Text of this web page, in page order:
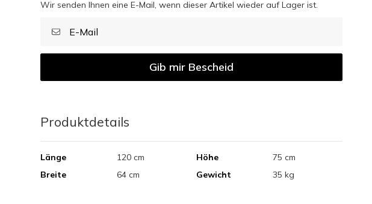
Wir senden Ihnen eine E-Mail, wenn dieser Artikel wieder auf Lager ist.
Gib mir Bescheid
Produktdetails
Länge
120 cm
Breite
64 cm
Höhe
75 cm
Gewicht
35 kg